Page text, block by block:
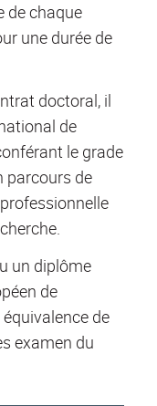
de chaque
une durée de
doctoral, il
de
le grade
parcours de
un diplôme
de
de
examen du